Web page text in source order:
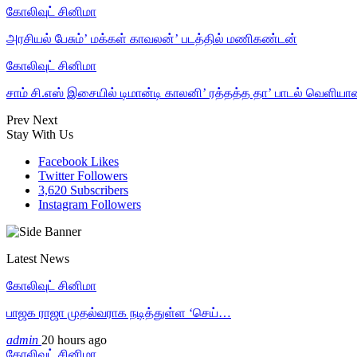
கோலிவுட் சினிமா
அரசியல் பேசும்’ மக்கள் காவலன்’ படத்தில் மணிகண்டன்
கோலிவுட் சினிமா
சாம் சி.எஸ் இசையில் டிமான்டி காலனி’ ரத்தத்த தா’ பாடல்
Prev Next
Stay With Us
Facebook Likes
Twitter Followers
3,620 Subscribers
Instagram Followers
Latest News
கோலிவுட் சினிமா
பாஜக ராஜா முதல்வராக நடித்துள்ள ‘செய்…
admin 20 hours ago
கோலிவுட் சினிமா